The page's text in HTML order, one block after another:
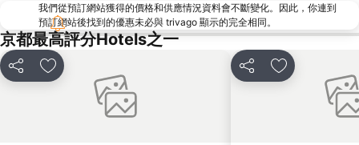
二條城
東本願寺
祇園
Biwako Valley Ski Resort
Honmachi Station
伏見稻荷大社
Kyobashi Station
Kyoto Tower
我們從預訂網站獲得的價格和供應情況資料會不斷變化。因此，你連到
預訂網站後找到的優惠未必與 trivago 顯示的完全相同。
京都最高評分Hotels之一
分享 放到收藏夾 分享 放到收藏夾